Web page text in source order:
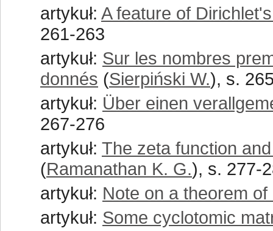
artykuł: A feature of
261-263
artykuł: Sur les nombres
donnés (Sierpiński W.), s.
artykuł: Über einen
267-276
artykuł: The zeta function
(Ramanathan K. G.), s. 277-
artykuł: Note on a theorem
artykuł: Some cyclotomic